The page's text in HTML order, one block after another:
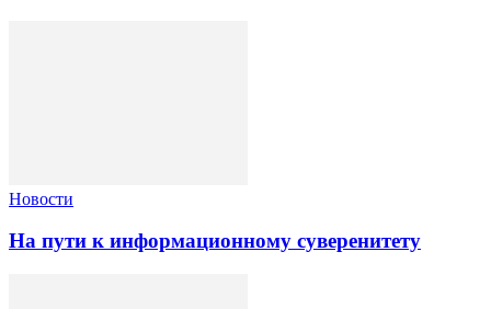
Новости
На пути к информационному суверенитету